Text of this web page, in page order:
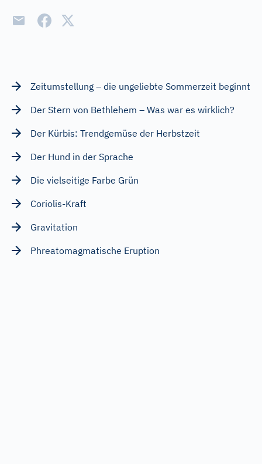
Zeitumstellung – die ungeliebte Sommerzeit beginnt
Der Stern von Bethlehem – Was war es wirklich?
Der Kürbis: Trendgemüse der Herbstzeit
Der Hund in der Sprache
Die vielseitige Farbe Grün
Coriolis-Kraft
Gravitation
Phreatomagmatische Eruption